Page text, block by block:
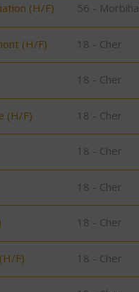
(H/F) 56 -
(H/F) 18 - Cher
18 - Cher
(H/F) 18 - Cher
18 - Cher
18 - Cher
18 - Cher
F) 18 - Cher